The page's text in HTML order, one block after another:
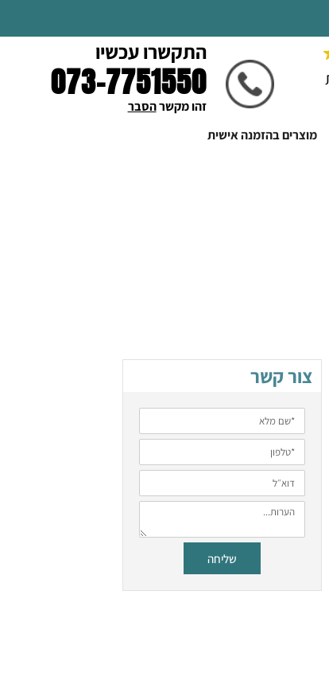
התקשרו עכשיו
073-7751550
זהו מקשר הסבר
מוצרים בהזמנה אישית
צור קשר
שליחה